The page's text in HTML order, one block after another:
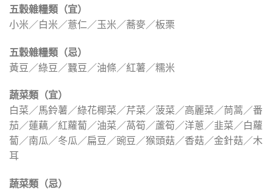
五穀雜糧類（宜）
小米／白米／薏仁／玉米／蕎麥／板栗
五穀雜糧類（忌）
黃豆／綠豆／蠶豆／油條／紅薯／糯米
蔬菜類（宜）
白菜／馬鈴薯／綠花椰菜／芹菜／菠菜／高麗菜／茼蒿／番
茄／蓮藕／紅蘿蔔／油菜／萵筍／蘆筍／洋蔥／韭菜／白蘿
蔔／南瓜／冬瓜／扁豆／豌豆／猴頭菇／香菇／金針菇／木
耳
蔬菜類（忌）